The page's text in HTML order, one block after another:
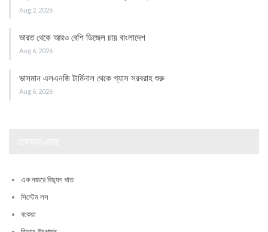
Aug 2, 2026
ভারত থেকে আরও বেশি ডিজেল চায় বাংলাদেশ
Aug 6, 2026
ভাসমান এলএনজি টার্মিনাল থেকে গ্যাস সরবরাহ শুরু
Aug 6, 2026
এক নজরে বিদ্যুৎ খাত
সিস্টেম লস
বকেয়া